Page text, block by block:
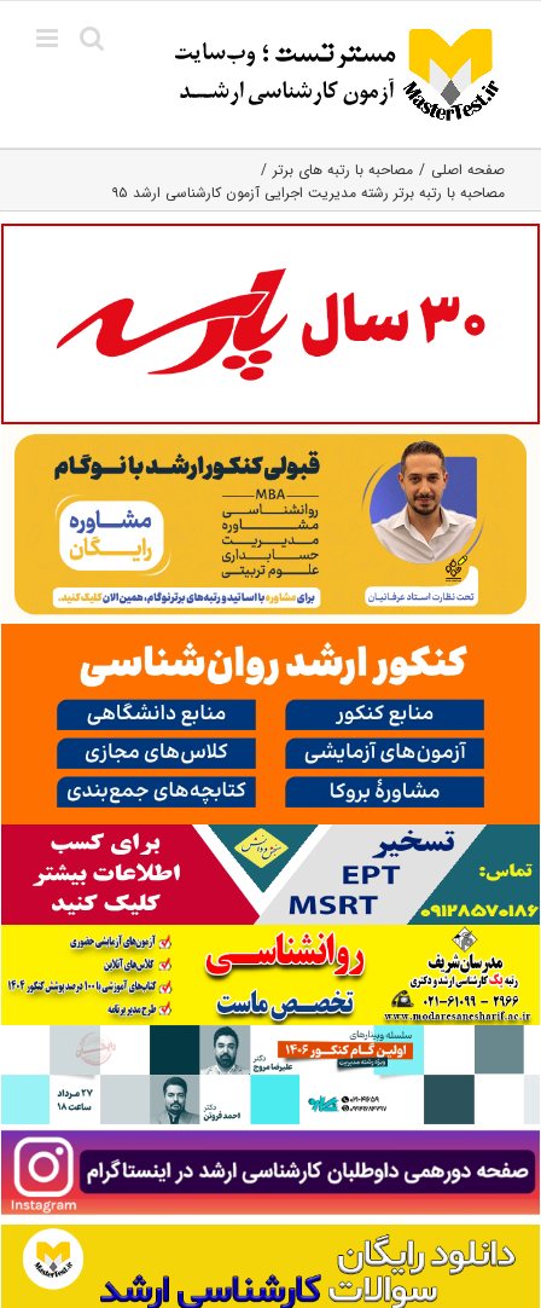
content
صفحه اصلی
مصاحبه با رتبه های برتر
مصاحبه با رتبه برتر رشته مدیریت اجرایی آزمون کارشناسی ارشد ۹۵